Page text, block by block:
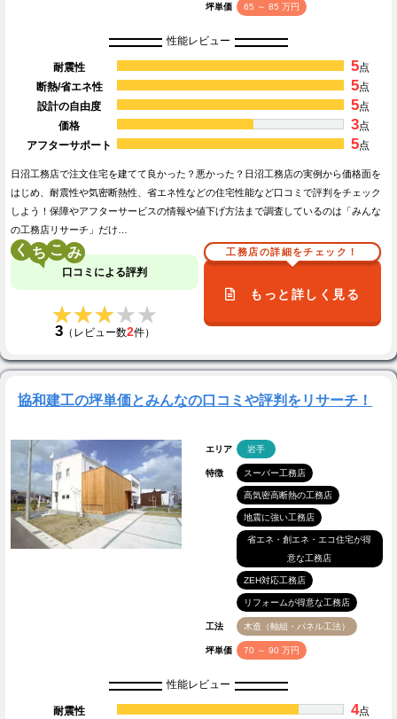
坪単価 65 ～ 85 万円
性能レビュー
耐震性 5点
断熱/省エネ性
5点
設計の自由度
5点
価格
3点
アフターサポート
5点
日沼工務店で注文住宅を建てて良かった？悪かった？日沼工務店の実例から価格面を
はじめ、耐震性や気密断熱性、省エネ性などの住宅性能など口コミで評判をチェック
しよう！保障やアフターサービスの情報や値下げ方法まで調査しているのは「みんな
の工務店リサーチ」だけ…
く こ
口コミによる評判
★★★★★
★★★★★
3（レビュー数2件）
工務店の詳細をチェック！
もっと詳しく見る
協和建工の坪単価とみんなの口コミや評判をリサーチ！
エリア 岩手
特徴 スーパー工務店
高気密高断熱の工務店
地震に強い工務店
省エネ・創エネ・エコ住宅が得
意な工務店
ZEH対応工務店
リフォームが得意な工務店
工法 木造（軸組・パネル工法）
坪単価 70 ～ 90 万円
性能レビュー
耐震性 4点